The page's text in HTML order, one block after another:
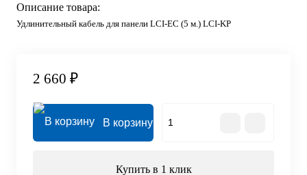
Описание товара:
Удлинительный кабель для панели LCI-EC (5 м.) LCI-KP
2 660 ₽
В корзину
Купить в 1 клик